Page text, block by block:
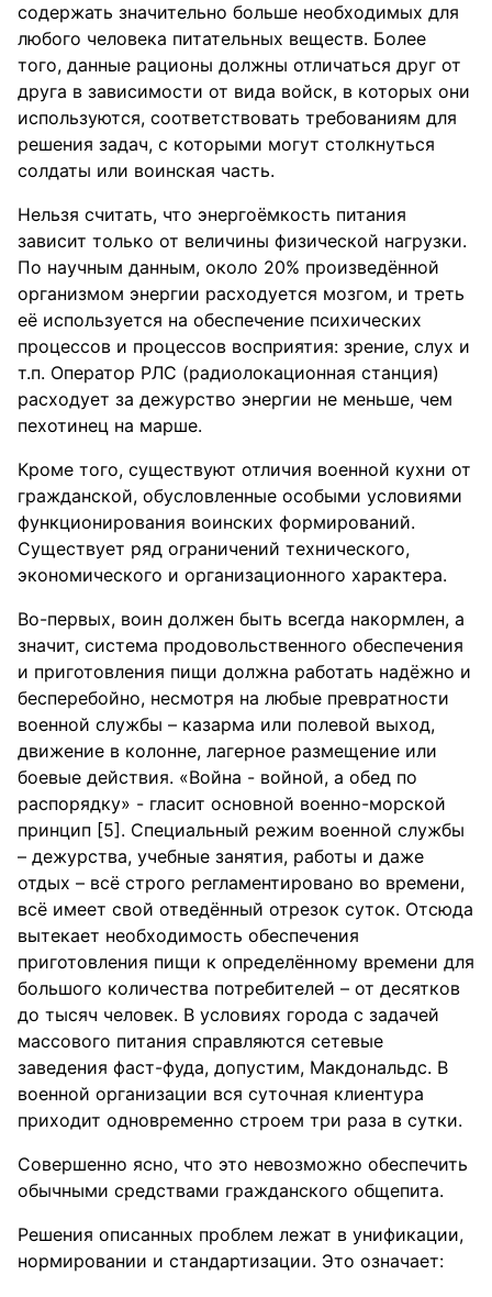
содержать значительно больше необходимых для
любого человека питательных веществ. Более
того, данные рационы должны отличаться друг от
друга в зависимости от вида войск, в которых они
используются, соответствовать требованиям для
решения задач, с которыми могут столкнуться
солдаты или воинская часть.
Нельзя считать, что энергоёмкость питания
зависит только от величины физической нагрузки.
По научным данным, около 20% произведённой
организмом энергии расходуется мозгом, и треть
её используется на обеспечение психических
процессов и процессов восприятия: зрение, слух и
т.п. Оператор РЛС (радиолокационная станция)
расходует за дежурство энергии не меньше, чем
пехотинец на марше.
Кроме того, существуют отличия военной кухни от
гражданской, обусловленные особыми условиями
функционирования воинских формирований.
Существует ряд ограничений технического,
экономического и организационного характера.
Во-первых, воин должен быть всегда накормлен, а
значит, система продовольственного обеспечения
и приготовления пищи должна работать надёжно и
бесперебойно, несмотря на любые превратности
военной службы – казарма или полевой выход,
движение в колонне, лагерное размещение или
боевые действия. «Война - войной, а обед по
распорядку» - гласит основной военно-морской
принцип [5]. Специальный режим военной службы
– дежурства, учебные занятия, работы и даже
отдых – всё строго регламентировано во времени,
всё имеет свой отведённый отрезок суток. Отсюда
вытекает необходимость обеспечения
приготовления пищи к определённому времени для
большого количества потребителей – от десятков
до тысяч человек. В условиях города с задачей
массового питания справляются сетевые
заведения фаст-фуда, допустим, Макдональдс. В
военной организации вся суточная клиентура
приходит одновременно строем три раза в сутки.
Совершенно ясно, что это невозможно обеспечить
обычными средствами гражданского общепита.
Решения описанных проблем лежат в унификации,
нормировании и стандартизации. Это означает: